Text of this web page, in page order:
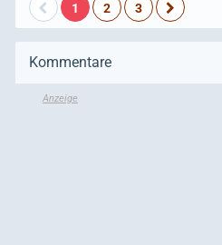
1 2 3
Kommentare